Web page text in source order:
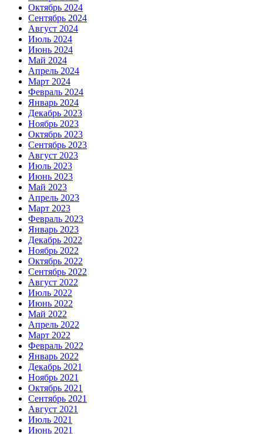
Октябрь 2024
Сентябрь 2024
Август 2024
Июль 2024
Июнь 2024
Май 2024
Апрель 2024
Март 2024
Февраль 2024
Январь 2024
Декабрь 2023
Ноябрь 2023
Октябрь 2023
Сентябрь 2023
Август 2023
Июль 2023
Июнь 2023
Май 2023
Апрель 2023
Март 2023
Февраль 2023
Январь 2023
Декабрь 2022
Ноябрь 2022
Октябрь 2022
Сентябрь 2022
Август 2022
Июль 2022
Июнь 2022
Май 2022
Апрель 2022
Март 2022
Февраль 2022
Январь 2022
Декабрь 2021
Ноябрь 2021
Октябрь 2021
Сентябрь 2021
Август 2021
Июль 2021
Июнь 2021